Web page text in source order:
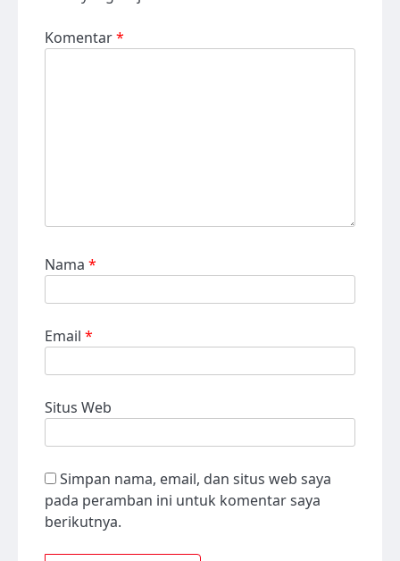
Komentar*
Nama *
Email *
Situs Web
Simpan nama, email, dan situs web saya
pada peramban ini untuk komentar saya
berikutnya.